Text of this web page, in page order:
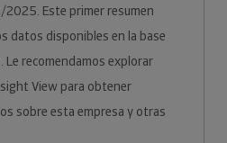
Este primer resumen
datos disponibles en la base
recomendamos explorar
View para obtener
sobre esta empresa y otras